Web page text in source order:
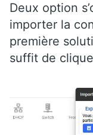
Deux option
importer la
première
suffit de